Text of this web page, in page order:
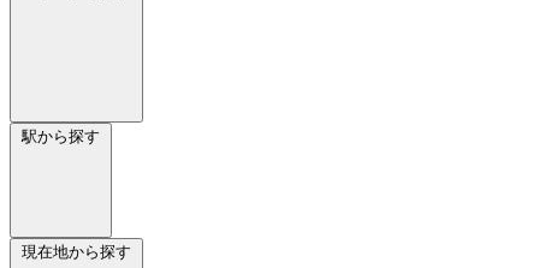
駅から探す
現在地から探す